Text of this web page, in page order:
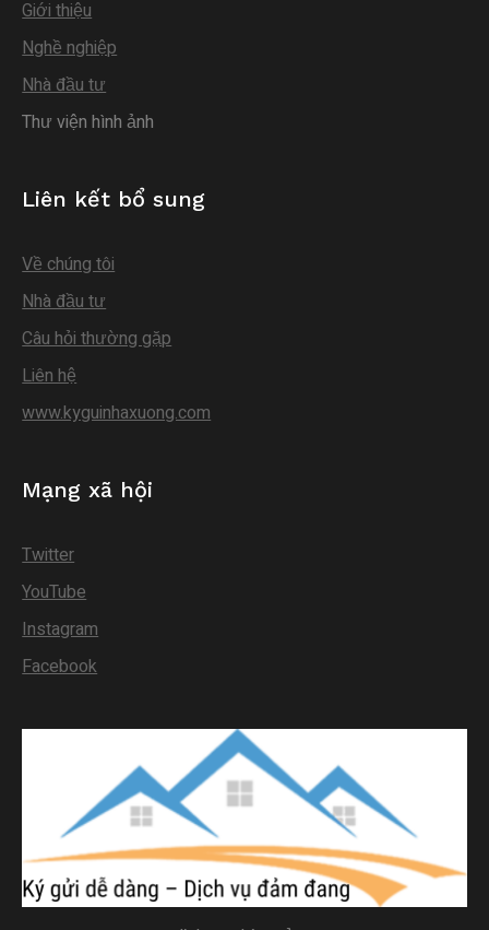
Giới thiệu
Nghề nghiệp
Nhà đầu tư
Thư viện hình ảnh
Liên kết bổ sung
Về chúng tôi
Nhà đầu tư
Câu hỏi thường gặp
Liên hệ
www.kyguinhaxuong.com
Mạng xã hội
Twitter
YouTube
Instagram
Facebook